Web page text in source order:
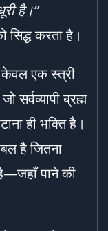
है।”
सिद्ध करता है।
केवल एक स्त्री
ब्रह्म
ही भक्ति है।
है जितना
पाने की